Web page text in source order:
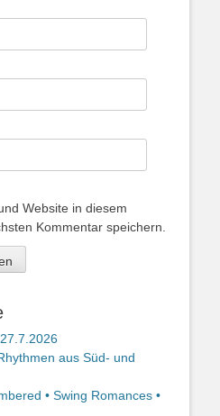
Website in diesem
Kommentar speichern.
aus Süd- und
• Swing Romances •